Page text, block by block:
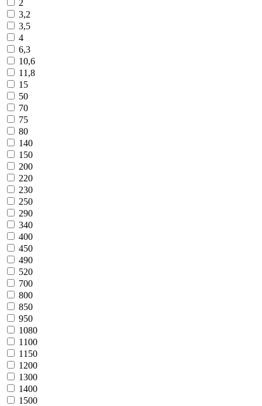
2
3,2
3,5
4
6,3
10,6
11,8
15
50
70
75
80
140
150
200
220
230
250
290
340
400
450
490
520
700
800
850
950
1080
1100
1150
1200
1300
1400
1500